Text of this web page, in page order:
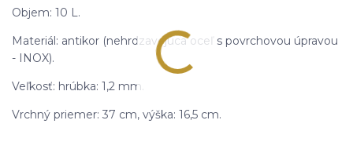
Objem: 10 L.
Materiál: antikor (nehrdzavejúca oceľ s povrchovou úpravou
- INOX).
Veľkosť: hrúbka: 1,2 mm.
Vrchný priemer: 37 cm, výška: 16,5 cm.